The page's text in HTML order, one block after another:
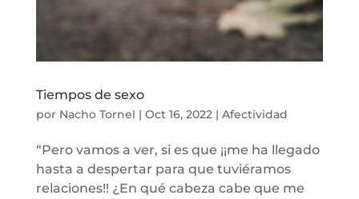
Tiempos de sexo
por Nacho Tornel | Oct 16, 2022| Afectividad
“Pero vamos a ver, si es que ¡¡me ha llegado
hasta a despertar para que tuviéramos
relaciones!! ¿En qué cabeza cabe que me